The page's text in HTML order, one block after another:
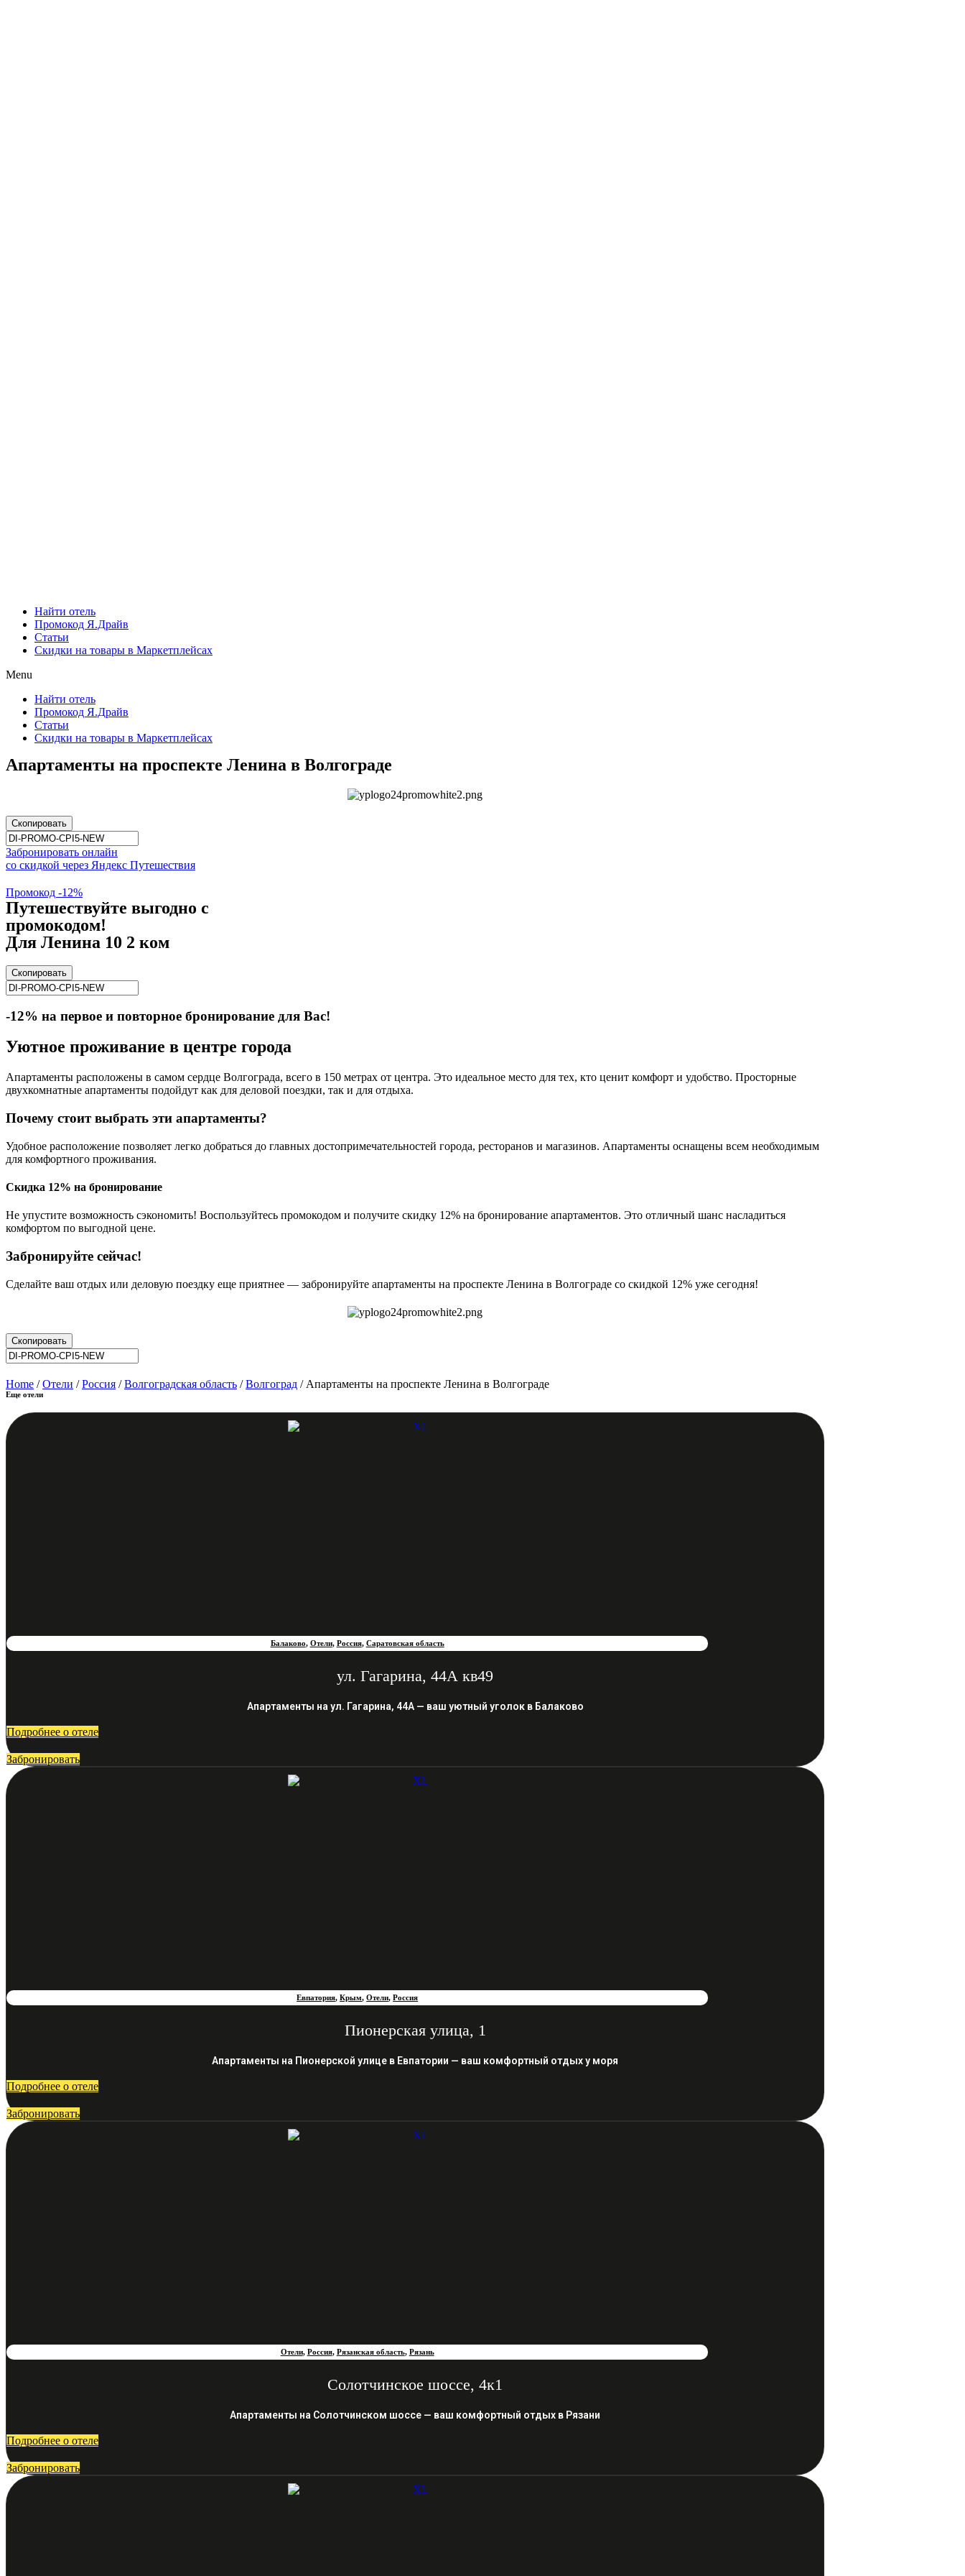
Найти отель
Промокод Я.Драйв
Статьи
Скидки на товары в Маркетплейсах
Menu
Найти отель
Промокод Я.Драйв
Статьи
Скидки на товары в Маркетплейсах
Апартаменты на проспекте Ленина в Волгограде
Скопировать
Забронировать онлайн
со скидкой через Яндекс Путешествия
Промокод -12%
Путешествуйте выгодно с
промокодом!
Для Ленина 10 2 ком
Скопировать
-12% на первое и повторное бронирование для Вас!
Уютное проживание в центре города
Апартаменты расположены в самом сердце Волгограда, всего в 150 метрах от центра. Это идеальное место для тех, кто ценит комфорт и удобство. Просторные
двухкомнатные апартаменты подойдут как для деловой поездки, так и для отдыха.
Почему стоит выбрать эти апартаменты?
Удобное расположение позволяет легко добраться до главных достопримечательностей города, ресторанов и магазинов. Апартаменты оснащены всем необходимым
для комфортного проживания.
Скидка 12% на бронирование
Не упустите возможность сэкономить! Воспользуйтесь промокодом и получите скидку 12% на бронирование апартаментов. Это отличный шанс насладиться
комфортом по выгодной цене.
Забронируйте сейчас!
Сделайте ваш отдых или деловую поездку еще приятнее — забронируйте апартаменты на проспекте Ленина в Волгограде со скидкой 12% уже сегодня!
Скопировать
Home /Отели /Россия /Волгоградская область /Волгоград / Апартаменты на проспекте Ленина в Волгограде
Еще отели
Балаково, Отели, Россия, Саратовская область
ул. Гагарина, 44А кв49
Апартаменты на ул. Гагарина, 44А — ваш уютный уголок в Балаково
Подробнее о отеле
Забронировать
Евпатория,Крым,Отели,Россия
Пионерская улица, 1
Апартаменты на Пионерской улице в Евпатории — ваш комфортный отдых у моря
Подробнее о отеле
Забронировать
Отели, Россия, Рязанская область, Рязань
Солотчинское шоссе, 4к1
Апартаменты на Солотчинском шоссе — ваш комфортный отдых в Рязани
Подробнее о отеле
Забронировать